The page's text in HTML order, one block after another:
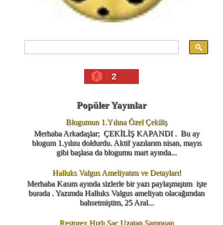
2
Popüler Yayınlar
Blogumun 1.Yılına Özel Çekiliş
Merhaba Arkadaşlar; ÇEKİLİŞ KAPANDI . Bu ay
blogum 1.yılını doldurdu. Aktif yazılarım nisan, mayıs
gibi başlasa da blogumu mart ayında...
Halluks Valgus Ameliyatım ve Detayları!
Merhaba Kasım ayında sizlerle bir yazı paylaşmıştım işte
burada . Yazımda Halluks Valgus ameliyatı olacağımdan
bahsetmiştim, 25 Aral...
Restorex Hızlı Saç Uzatan Şampuan